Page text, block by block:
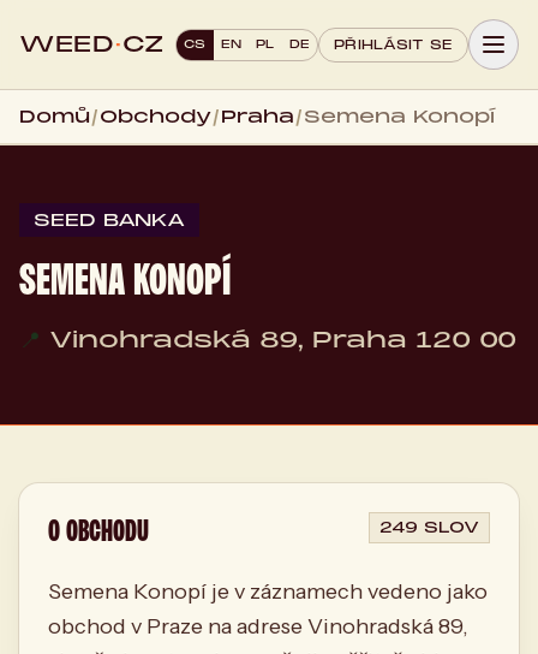
WEED·CZ CS EN PL DE PŘIHLÁSIT SE
Domů/Obchody/Praha/Semena Konopí
SEED BANKA
SEMENA KONOPÍ
📍 Vinohradská 89, Praha 120 00
O OBCHODU 249 SLOV
Semena Konopí je v záznamech vedeno jako
obchod v Praze na adrese Vinohradská 89,